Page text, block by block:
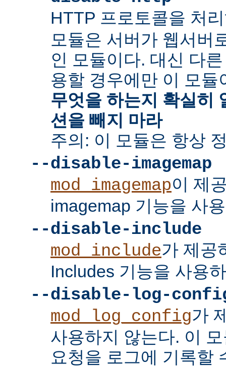
HTTP 프로토콜을 처
모듈은 서버가 웹서버
인 모듈이다. 대신 다
용할 경우에만 이 모
무엇을 하는지 확실히
션을 빼지 마라
주의: 이 모듈은 항상
--disable-imagemap
mod_imagemap이 제
imagemap 기능을 사
--disable-include
mod_include가 제공
Includes 기능을 사용
--disable-log-
mod_log_config가
사용하지 않는다. 이
요청을 로그에 기록할